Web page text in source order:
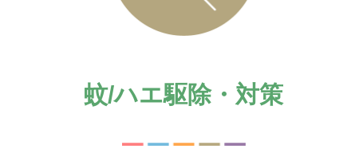
蚊/ハエ駆除・対策